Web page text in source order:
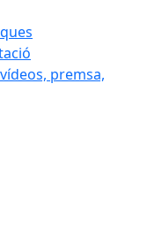
premsa,